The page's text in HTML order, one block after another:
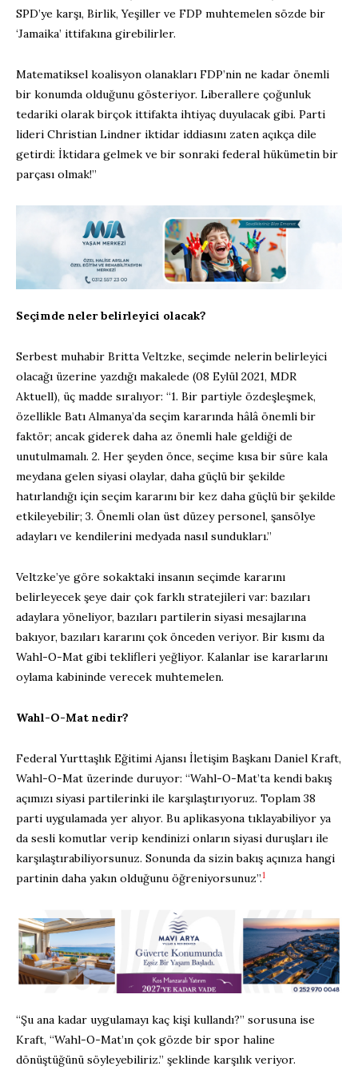
SPD’ye karşı, Birlik, Yeşiller ve FDP muhtemelen sözde bir
‘Jamaika’ ittifakına girebilirler.
Matematiksel koalisyon olanakları FDP’nin ne kadar önemli
bir konumda olduğunu gösteriyor. Liberallere çoğunluk
tedariki olarak birçok ittifakta ihtiyaç duyulacak gibi. Parti
lideri Christian Lindner iktidar iddiasını zaten açıkça dile
getirdi: İktidara gelmek ve bir sonraki federal hükümetin bir
parçası olmak!”
Seçimde neler belirleyici olacak?
Serbest muhabir Britta Veltzke, seçimde nelerin belirleyici
olacağı üzerine yazdığı makalede (08 Eylül 2021, MDR
Aktuell), üç madde sıralıyor: “1. Bir partiyle özdeşleşmek,
özellikle Batı Almanya’da seçim kararında hâlâ önemli bir
faktör; ancak giderek daha az önemli hale geldiği de
unutulmamalı. 2. Her şeyden önce, seçime kısa bir süre kala
meydana gelen siyasi olaylar, daha güçlü bir şekilde
hatırlandığı için seçim kararını bir kez daha güçlü bir şekilde
etkileyebilir; 3. Önemli olan üst düzey personel, şansölye
adayları ve kendilerini medyada nasıl sundukları.”
Veltzke’ye göre sokaktaki insanın seçimde kararını
belirleyecek şeye dair çok farklı stratejileri var: bazıları
adaylara yöneliyor, bazıları partilerin siyasi mesajlarına
bakıyor, bazıları kararını çok önceden veriyor. Bir kısmı da
Wahl-O-Mat gibi teklifleri yeğliyor. Kalanlar ise kararlarını
oylama kabininde verecek muhtemelen.
Wahl-O-Mat nedir?
Federal Yurttaşlık Eğitimi Ajansı İletişim Başkanı Daniel Kraft,
Wahl-O-Mat üzerinde duruyor: “Wahl-O-Mat’ta kendi bakış
açımızı siyasi partilerinki ile karşılaştırıyoruz. Toplam 38
parti uygulamada yer alıyor. Bu aplikasyona tıklayabiliyor ya
da sesli komutlar verip kendinizi onların siyasi duruşları ile
karşılaştırabiliyorsunuz. Sonunda da sizin bakış açınıza hangi
partinin daha yakın olduğunu öğreniyorsunuz”.1
“Şu ana kadar uygulamayı kaç kişi kullandı?” sorusuna ise
Kraft, “Wahl-O-Mat’ın çok gözde bir spor haline
dönüştüğünü söyleyebiliriz.” şeklinde karşılık veriyor.